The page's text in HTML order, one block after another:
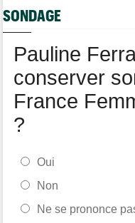
SONDAGE
Pauline
conserver
France
?
Oui
Non
Ne se prononce